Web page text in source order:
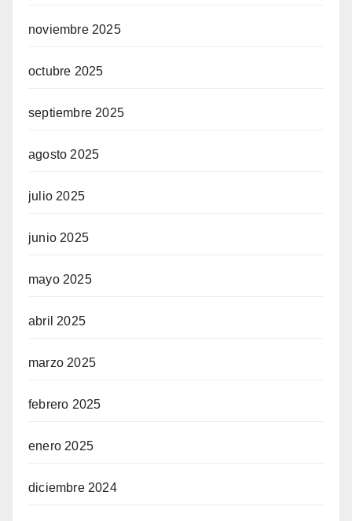
noviembre 2025
octubre 2025
septiembre 2025
agosto 2025
julio 2025
junio 2025
mayo 2025
abril 2025
marzo 2025
febrero 2025
enero 2025
diciembre 2024